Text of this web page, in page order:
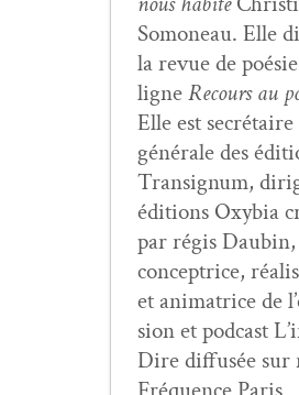
Somoneau. Elle
la revue de
ligneRecours au
Elle est secré­taire
générale des
Tran­signum,
édi­tions Oxy­bia
par régis Daubin,
con­cep­trice,
et ani­ma­trice de
sion et pod­cast
Dire dif­fusée sur